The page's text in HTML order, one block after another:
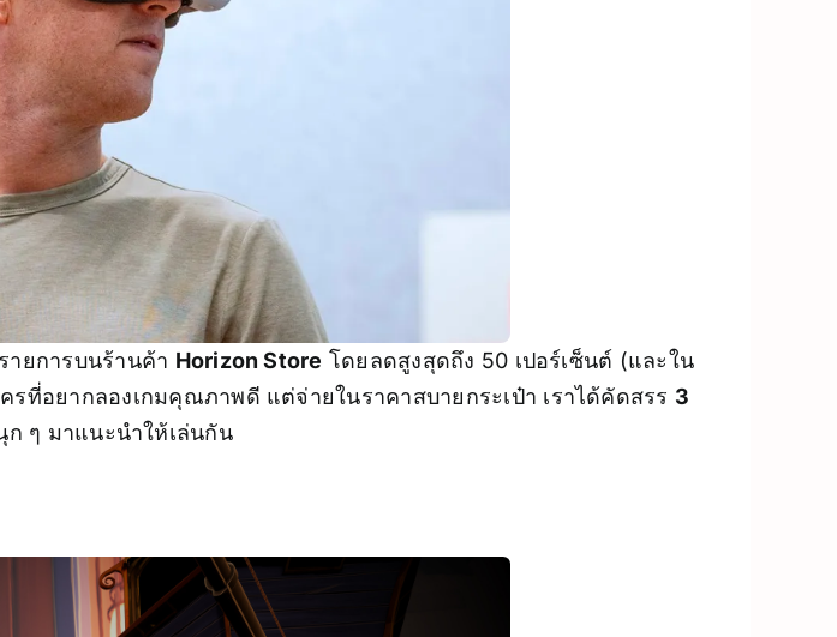
ายการบนร้านค้า Horizon Store โดยลดสูงสุดถึง 50 เปอร์เซ็นต์ (และใน
รที่อยากลองเกมคุณภาพดี แต่จ่ายในราคาสบายกระเป๋า เราได้คัดสรร 3
ๆ มาแนะนำให้เล่นกัน